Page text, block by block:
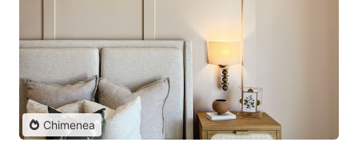
Chimenea